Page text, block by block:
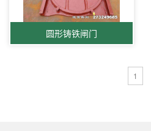
圆形铸铁闸门
1